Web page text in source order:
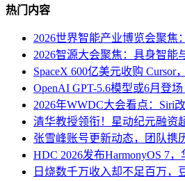
热门内容
2026世界智能产业博览会聚焦
2026智源大会聚焦：具身智
SpaceX 600亿美元收购
OpenAI GPT-5.6模型或6月登
2026年WWDC大会看点：Siri
清华教授领衔！星动纪元融资
张雪峰账号更新动态，团队携
HDC 2026发布HarmonyOS 7
日烧数千万收入却不足百万，